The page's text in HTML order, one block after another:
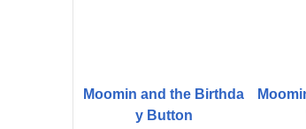
Moomin and the Birthda
y Button